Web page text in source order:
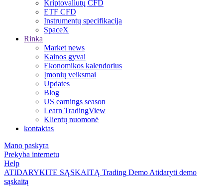
Kriptovaliutų CFD
ETF CFD
Instrumentų specifikacija
SpaceX
Rinka
Market news
Kainos gyvai
Ekonomikos kalendorius
Įmonių veiksmai
Updates
Blog
US earnings season
Learn TradingView
Klientų nuomonė
kontaktas
Mano paskyra
Prekyba internetu
Help
ATIDARYKITE SĄSKAITĄ Trading Demo Atidaryti demo
sąskaitą